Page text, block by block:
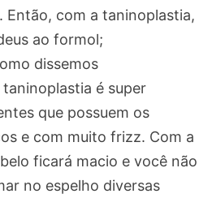
Então, com a taninoplastia,
ao formol;
dissemos
é super
que possuem os
e com muito frizz. Com a
ficará macio e você não
no espelho diversas